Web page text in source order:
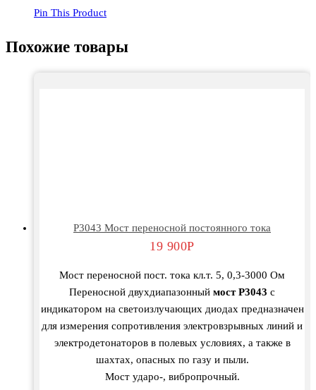
Pin This Product
Похожие товары
Р3043 Мост переносной постоянного тока
19 900Р
Мост переносной пост. тока кл.т. 5, 0,3-3000 Ом
Переносной двухдиапазонный мост Р3043 с
индикатором на светоизлучающих диодах предназначен
для измерения сопротивления электровзрывных линий и
электродетонаторов в полевых условиях, а также в
шахтах, опасных по газу и пыли.
Мост ударо-, вибропрочный.